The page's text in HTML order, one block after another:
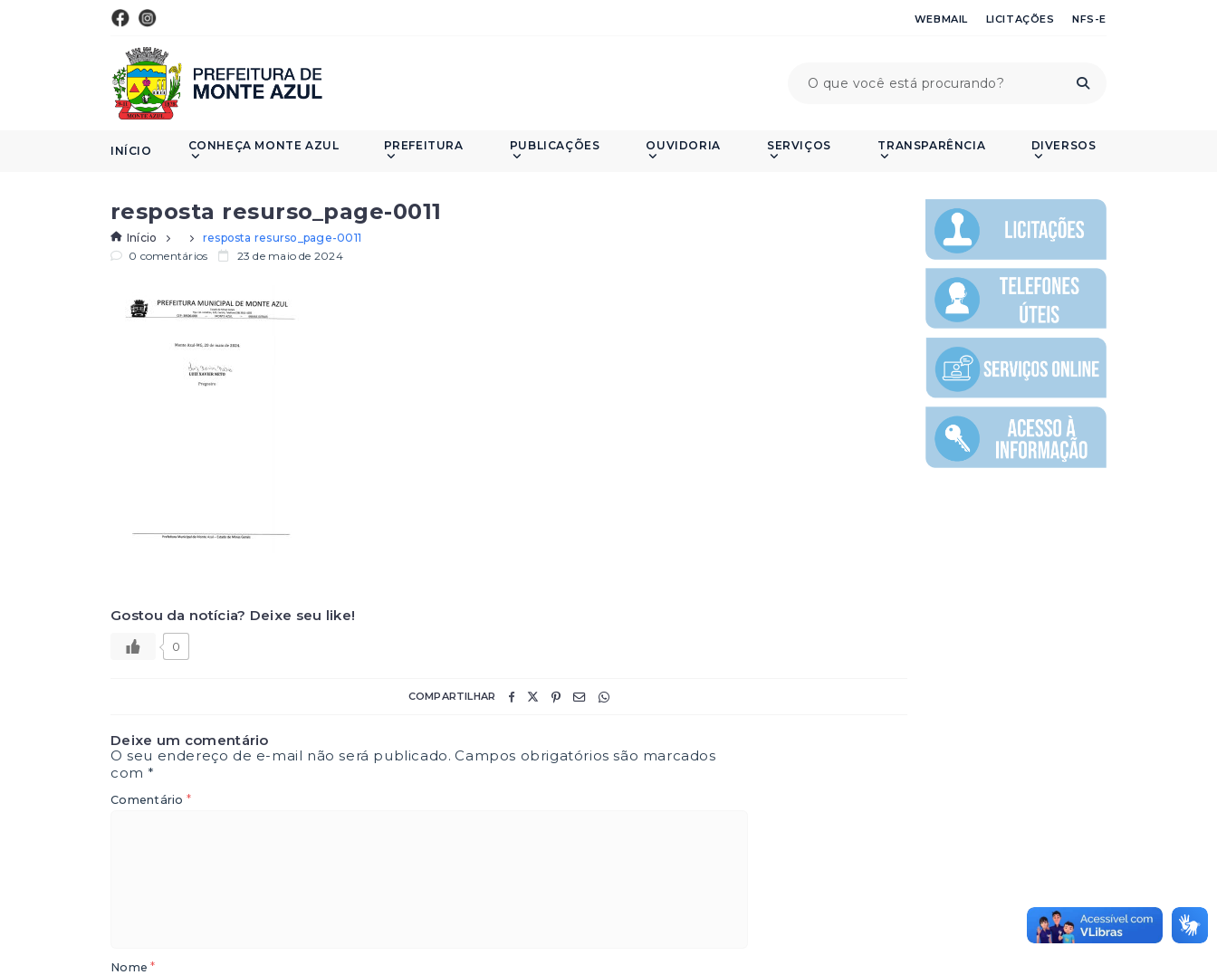
WEBMAIL LICITAÇÕES NFS-E
INÍCIO CONHEÇA MONTE AZUL PREFEITURA PUBLICAÇÕES OUVIDORIA SERVIÇOS TRANSPARÊNCIA DIVERSOS
resposta resurso_page-0011
Início
resposta resurso_page-0011
0 comentários
23 de maio de 2024
Gostou da notícia? Deixe seu like!
0
COMPARTILHAR
Deixe um comentário
O seu endereço de e-mail não será publicado. Campos obrigatórios são marcados
com*
Comentário *
Nome*